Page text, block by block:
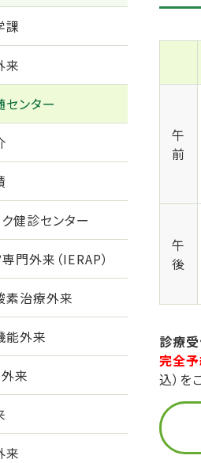
午
前
午
後
診療
完全
込）を
課
来
ンター
健診センター
門外来（IERAP）
素治療外来
能外来
来
来